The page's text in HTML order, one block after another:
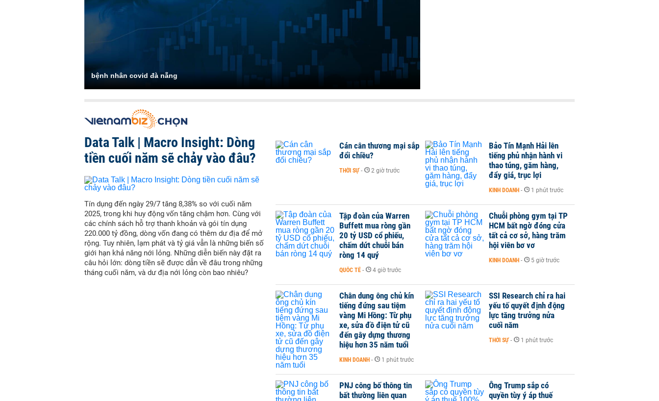
bệnh nhân covid đà nẵng
Data Talk | Macro Insight: Dòng
tiền cuối năm sẽ chảy vào đâu?
Tín dụng đến ngày 29/7 tăng 8,38% so với cuối năm
2025, trong khi huy động vốn tăng chậm hơn. Cùng với
các chính sách hỗ trợ thanh khoản và gói tín dụng
220.000 tỷ đồng, dòng vốn đang có thêm dư địa để mở
rộng. Tuy nhiên, lạm phát và tỷ giá vẫn là những biến số
giới hạn khả năng nới lỏng. Những diễn biến này đặt ra
câu hỏi lớn: dòng tiền sẽ được dẫn về đâu trong những
tháng cuối năm, và dư địa nới lỏng còn bao nhiêu?
Cán cân thương mại sắp
đổi chiều?
THỜI SỰ - 2 giờ trước
Bảo Tín Mạnh Hải lên
tiếng phủ nhận hành vi
thao túng, găm hàng,
đẩy giá, trục lợi
KINH DOANH - 1 phút trước
Tập đoàn của Warren
Buffett mua ròng gần
20 tỷ USD cổ phiếu,
chấm dứt chuỗi bán
ròng 14 quý
QUỐC TẾ - 4 giờ trước
Chuỗi phòng gym tại TP
HCM bất ngờ đóng cửa
tất cả cơ sở, hàng trăm
hội viên bơ vơ
KINH DOANH - 5 giờ trước
Chân dung ông chủ kín
tiếng đứng sau tiệm
vàng Mi Hồng: Từ phụ
xe, sửa đồ điện tử cũ
đến gây dựng thương
hiệu hơn 35 năm tuổi
KINH DOANH - 1 phút trước
SSI Research chỉ ra hai
yếu tố quyết định động
lực tăng trưởng nửa
cuối năm
THỜI SỰ - 1 phút trước
PNJ công bố thông tin
bất thường liên quan
Ông Trump sắp có
quyền tùy ý áp thuế